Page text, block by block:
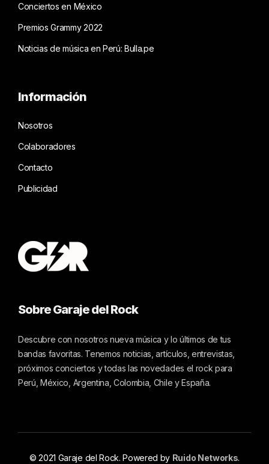
Conciertos en México
Premios Grammy 2022
Noticias de música en Perú: Bulla.pe
Información
Nosotros
Colaboradores
Contacto
Publicidad
Sobre Garaje del Rock
Descubre con nosotros nueva música y lo últimos de tus
bandas favoritas. Tenemos noticias, artículos, entrevistas,
próximos conciertos y todas las novedades el rock para
Perú, México, Argentina, Colombia, Chile y España.
© 2021 Garaje del Rock. Powered by Ruido Networks.